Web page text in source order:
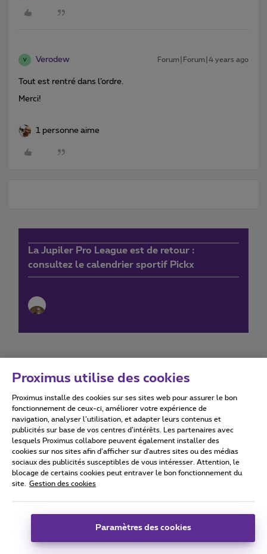
V Verodew Forum|Forum|4 years ago
Tout est rentré dans l’ordre.
Merci!
1 personne aime
La Jupiler Pro League est de retour :
consultez le calendrier sportif Pickx
Conditions d'utilisation Accessibility statement
Tous droits réservés. © 2026 Proximus
Conditions générales, info consommateur
Coordonnées de l’entreprise
Boulevard du Roi Albert II 27 - B-1030 Bruxelles.
Proximus utilise des cookies
Proximus installe des cookies sur ses sites web pour assurer le bon
fonctionnement de ceux-ci, améliorer votre expérience de
navigation, analyser l’utilisation, et adapter leurs contenus et
publicités sur base de vos centres d’intérêts. Les partenaires avec
lesquels Proximus collabore peuvent également installer des
cookies sur nos sites afin d’afficher sur d'autres sites ou des médias
sociaux des publicités susceptibles de vous intéresser. Attention, le
blocage de certains cookies peut entraver le bon fonctionnement du
site.
Gestion des cookies
Paramètres des cookies